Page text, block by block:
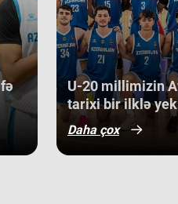
ci yer
daha
​U-20 millimizin
tarixi bir ilklə
Daha çox